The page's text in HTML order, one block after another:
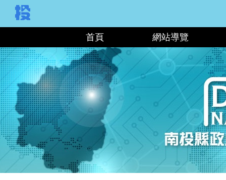
首頁 網站導覽